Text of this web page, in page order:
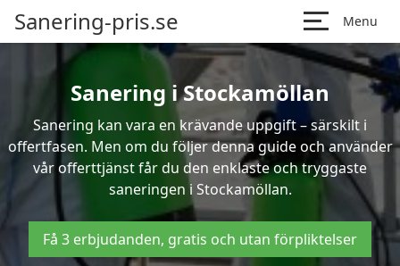
Sanering-pris.se Menu
Sanering i Stockamöllan
Sanering kan vara en krävande uppgift – särskilt i
offertfasen. Men om du följer denna guide och använder
vår offerttjänst får du den enklaste och tryggaste
saneringen i Stockamöllan.
Få 3 erbjudanden, gratis och utan förpliktelser